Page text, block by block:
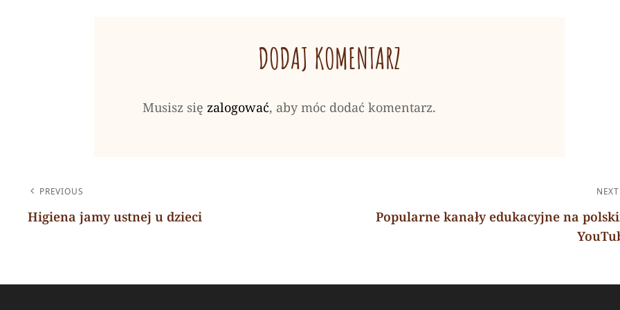
DODAJ KOMENTARZ
Musisz się zalogować, aby móc dodać komentarz.
NAWIGACJA
WPISU
PREVIOUS
Higiena jamy ustnej u dzieci
NEXT
Popularne kanały edukacyjne na